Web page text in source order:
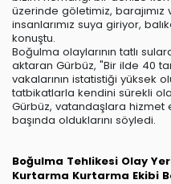
üzerinde göletimiz,
insanlarımız suya giriyor,
konuştu.
Boğulma olaylarının tatlı
aktaran Gürbüz, "Bir ilde 40
vakalarının istatistiği yüksek
tatbikatlarla kendini sürekli
Gürbüz, vatandaşlara
başında olduklarını söyledi.
Boğulma Tehlikesi Olay
Kurtarma Kurtarma Ekibi